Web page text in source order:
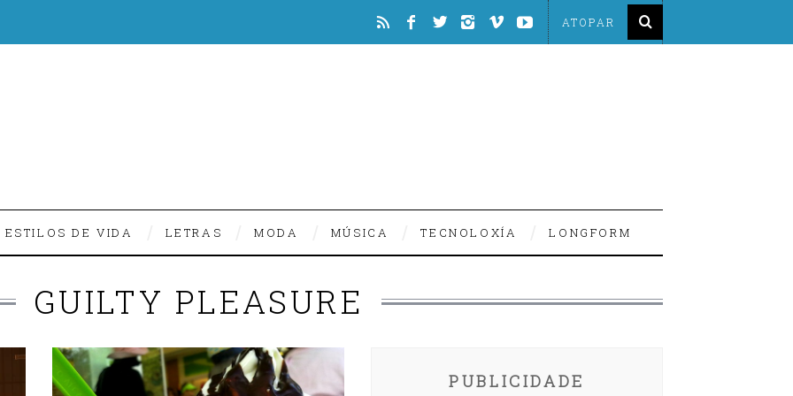
ESTILOS DE VIDA LETRAS MODA MÚSICA TECNOLOXÍA LONGFORM
GUILTY PLEASURE
PUBLICIDADE